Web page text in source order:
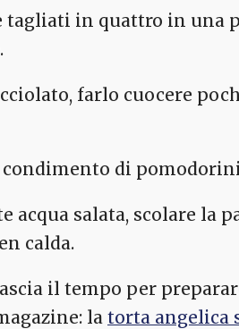
in quattro in una
farlo cuocere
di
acqua salata, scolare la
calda.
il tempo per
la torta angelica